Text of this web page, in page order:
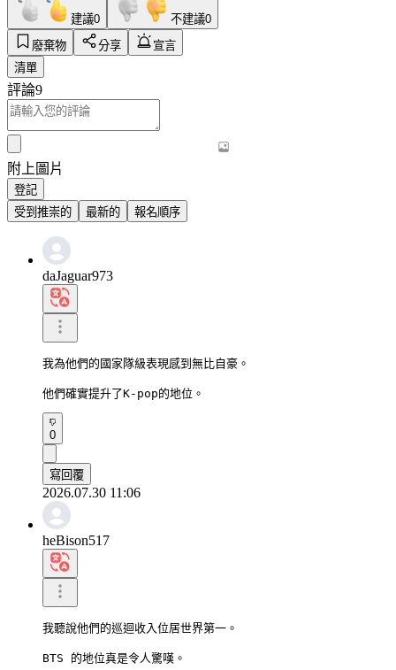
建議0 不建議0
廢棄物
分享
宣言
清單
評論9
附上圖片
登記
受到推崇的
最新的 報名順序
daJaguar973
我為他們的國家隊級表現感到無比自豪。
他們確實提升了K-pop的地位。
0
寫回覆
2026.07.30 11:06
heBison517
我聽說他們的巡迴收入位居世界第一。
BTS 的地位真是令人驚嘆。